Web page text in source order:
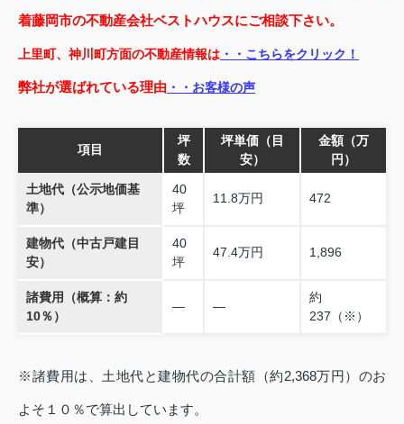
着藤岡市の不動産会社ベストハウスにご相談下さい。
上里町、神川町方面の不動産情報は ・・こちらをクリック！
弊社が選ばれている理由 ・・お客様の声
項目
坪
数
坪単価（目
安）
金額（万
円）
土地代（公示地価基
準）
40
坪
11.8万円 472
建物代（中古戸建目
安）
40
坪
47.4万円 1,896
諸費用（概算：約
10％）
― ―
約
237（※）
※諸費用は、土地代と建物代の合計額（約2,368万円）のお
よそ１０％で算出しています。